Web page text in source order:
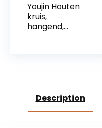
Youjin Houten
kruis,
hangend,
liefdespaar,
Description